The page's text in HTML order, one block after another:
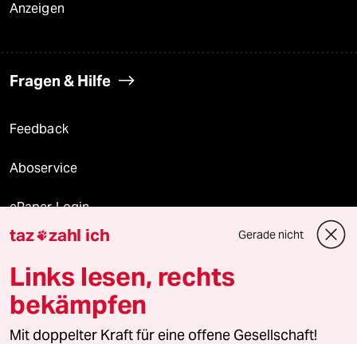
Anzeigen
Fragen & Hilfe
Feedback
Aboservice
ePaper Login
Downloads für Abonnierende
© 2026 taz Verlags und Vertriebs GmbH
Alle Rechte vorbehalten. Bei rechtlichen Fragen oder für Genehmigungen
taz zahl ich Gerade nicht
Links lesen, rechts
bekämpfen
Mit doppelter Kraft für eine offene Gesellschaft!